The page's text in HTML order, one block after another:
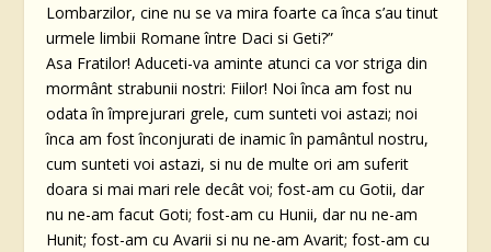
Lombarzilor, cine nu se va mira foarte ca înca s’au tinut
urmele limbii Romane între Daci si Geti?”
Asa Fratilor! Aduceti-va aminte atunci ca vor striga din
mormânt strabunii nostri: Fiilor! Noi înca am fost nu
odata în împrejurari grele, cum sunteti voi astazi; noi
înca am fost înconjurati de inamic în pamântul nostru,
cum sunteti voi astazi, si nu de multe ori am suferit
doara si mai mari rele decât voi; fost-am cu Gotii, dar
nu ne-am facut Goti; fost-am cu Hunii, dar nu ne-am
Hunit; fost-am cu Avarii si nu ne-am Avarit; fost-am cu